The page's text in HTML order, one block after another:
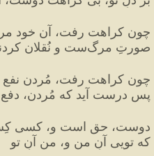
چون کراهت رفت، آن خود
صورتِ مرگ‌ست و نُقلان کردنی‌ست
چون کراهت رفت، مُردن
پس درست آید که مُردن،
دوست، حق است و، کسی
که تویی آنِ من و، من آنِ تو